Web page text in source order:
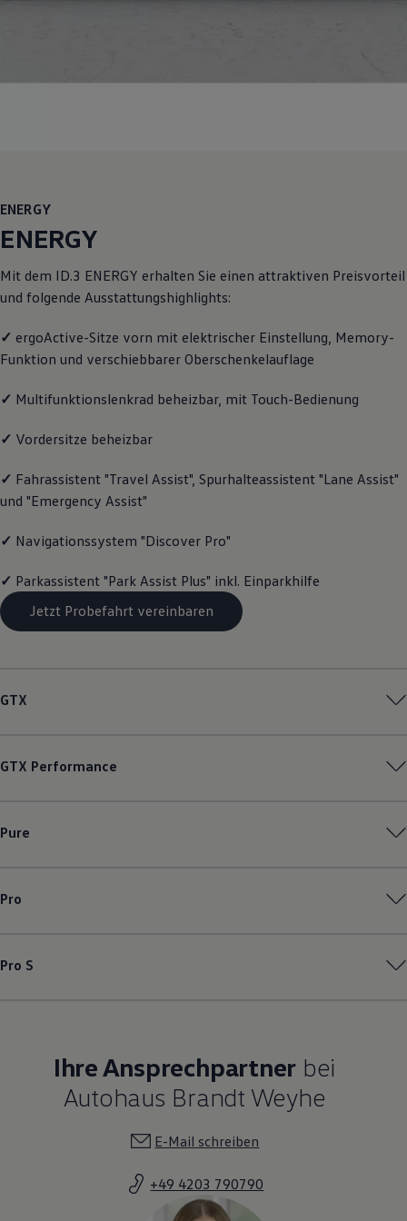
Volkswagen Teile
Updates für Software, Karten und Radio
Über Ihr Auto
Vorgängermodelle
Volkswagen Kundenbetreuung
Warn- und Kontrollleuchten
Digitale Betriebsanleitung
Live Beratung
Lifestyle
Familie
Elektromobilität
Volkswagen R
Volkswagen Kundenbetreuung
ENERGY
ENERGY
Mit dem ID.3 ENERGY erhalten Sie einen attraktiven Preisvorteil
und folgende Ausstattungshighlights:
✓ ergoActive-Sitze vorn mit elektrischer Einstellung, Memory-
Funktion und verschiebbarer Oberschenkelauflage
✓ Multifunktionslenkrad beheizbar, mit Touch-Bedienung
✓ Vordersitze beheizbar
✓ Fahrassistent "Travel Assist", Spurhalteassistent "Lane Assist"
und "Emergency Assist"
✓ Navigationssystem "Discover Pro"
✓ Parkassistent "Park Assist Plus" inkl. Einparkhilfe
Jetzt Probefahrt vereinbaren
GTX
GTX Performance
Pure
Pro
Pro S
Ihre Ansprechpartner bei
Autohaus Brandt Weyhe
E-Mail schreiben
+49 4203 790790